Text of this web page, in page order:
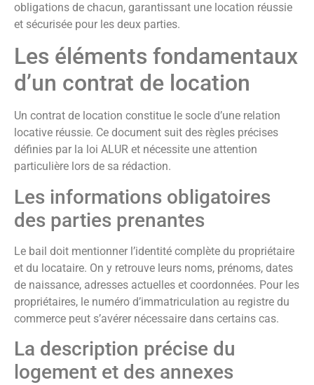
obligations de chacun, garantissant une location réussie
et sécurisée pour les deux parties.
Les éléments fondamentaux
d’un contrat de location
Un contrat de location constitue le socle d’une relation
locative réussie. Ce document suit des règles précises
définies par la loi ALUR et nécessite une attention
particulière lors de sa rédaction.
Les informations obligatoires
des parties prenantes
Le bail doit mentionner l’identité complète du propriétaire
et du locataire. On y retrouve leurs noms, prénoms, dates
de naissance, adresses actuelles et coordonnées. Pour les
propriétaires, le numéro d’immatriculation au registre du
commerce peut s’avérer nécessaire dans certains cas.
La description précise du
logement et des annexes